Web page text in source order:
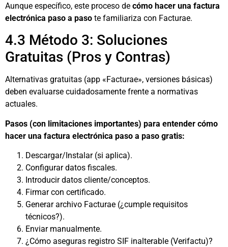
Aunque específico, este proceso de cómo hacer una factura
electrónica paso a paso te familiariza con Facturae.
4.3 Método 3: Soluciones
Gratuitas (Pros y Contras)
Alternativas gratuitas (app «Facturae», versiones básicas)
deben evaluarse cuidadosamente frente a normativas
actuales.
Pasos (con limitaciones importantes) para entender cómo
hacer una factura electrónica paso a paso gratis:
Descargar/Instalar (si aplica).
Configurar datos fiscales.
Introducir datos cliente/conceptos.
Firmar con certificado.
Generar archivo Facturae (¿cumple requisitos
técnicos?).
Enviar manualmente.
¿Cómo aseguras registro SIF inalterable (Verifactu)?